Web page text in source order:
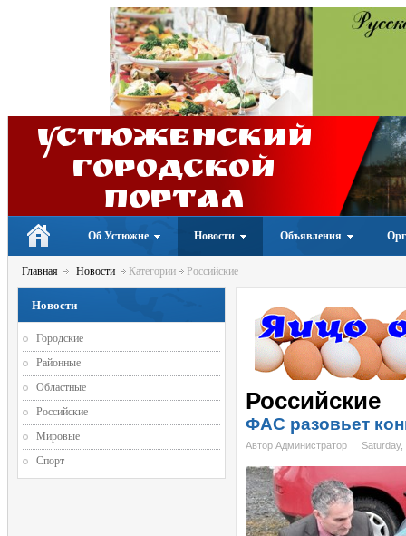
Устюженский
Городской
портал
Об Устюжне Новости Объявления
Главная Новости Категории Российские
Российские
ФАС разовьет
Автор Администратор Saturday,
Новости
Городские
Районные
Областные
Российские
Мировые
Спорт